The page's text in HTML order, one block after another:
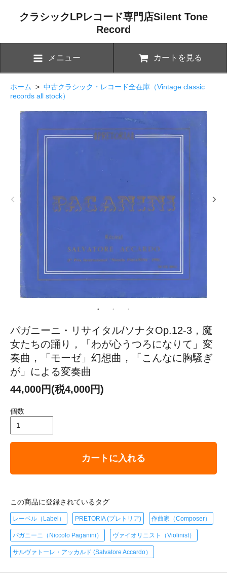
クラシックLPレコード専門店Silent Tone
Record
メニュー カートを見る
ホーム > 中古クラシック・レコード全在庫（Vintage classic
records all stock）
パガニーニ・リサイタル/ソナタOp.12-3，魔
女たちの踊り，「わが心うつろになりて」変
奏曲，「モーゼ」幻想曲，「こんなに胸騒ぎ
が」による変奏曲
44,000円(税4,000円)
個数
カートに入れる
この商品に登録されているタグ
レーベル（Label） PRETORIA (プレトリア) 作曲家（Composer）
パガニーニ（Niccolo Paganini） ヴァイオリニスト（Violinist）
サルヴァトーレ・アッカルド (Salvatore Accardo）